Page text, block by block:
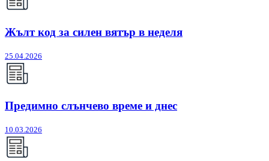
Жълт код за силен вятър в неделя
25.04.2026
Предимно слънчево време и днес
10.03.2026